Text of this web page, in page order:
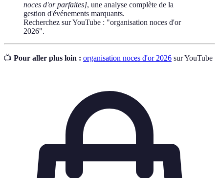
noces d'or parfaites], une analyse complète de la
gestion d'événements marquants.
Recherchez sur YouTube : "organisation noces d'or
2026".
📺 Pour aller plus loin : organisation noces d'or 2026 sur YouTube